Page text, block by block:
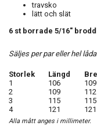
travsko
lätt och slät
6 st borrade 5/16"
Säljes per par eller hel
Storlek Längd
1
106 109
2
109 112
3
115 115
4
121 121
Alla mått anges i millimeter.